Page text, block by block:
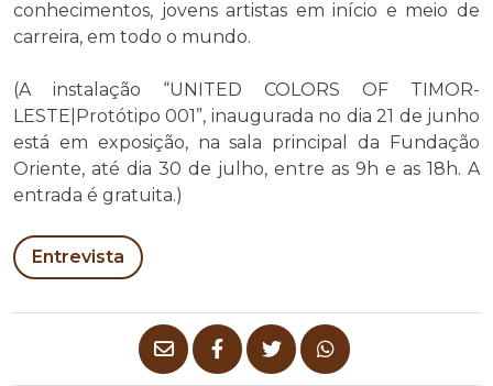
conhecimentos, jovens artistas em início e meio de
carreira, em todo o mundo.
(A instalação “UNITED COLORS OF TIMOR-
LESTE|Protótipo 001”, inaugurada no dia 21 de junho
está em exposição, na sala principal da Fundação
Oriente, até dia 30 de julho, entre as 9h e as 18h. A
entrada é gratuita.)
Entrevista